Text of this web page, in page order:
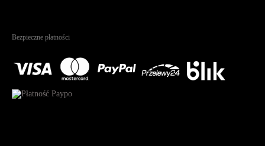
Bezpieczne płatności